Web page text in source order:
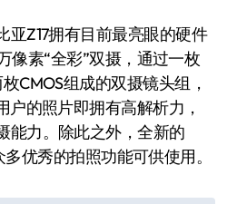
Z17拥有目前最亮眼的硬件
像素“全彩”双摄，通过一枚
CMOS组成的双摄镜头组，
的照片即拥有高解析力，
能力。除此之外，全新的
优秀的拍照功能可供使用。